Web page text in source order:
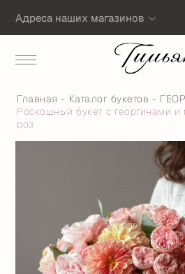
Адреса наших магазинов
Главная Каталог букетов
Роскошный букет с георгинами
роз